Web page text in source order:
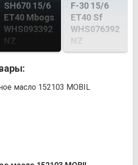
SH670 15/6
ET40 Mbogs
WHS093392
NZ
F-30 15/6
ET40 Sf
WHS076392
NZ